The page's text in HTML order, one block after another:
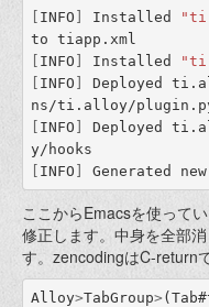
[ INFO ] Installed
[ INFO ] Installed
[ INFO ]
Deployed
[ INFO ]
Deployed
[ INFO ]
ここからEmacsを使って
修正します。中身を全部
す。zencodingはC-return
Alloy>TabGroup> (Tab#